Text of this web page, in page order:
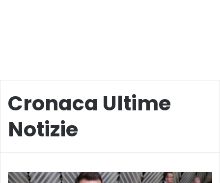
Cronaca Ultime
Notizie